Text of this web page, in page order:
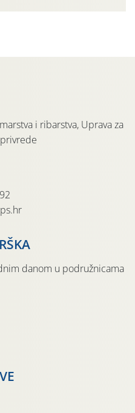
i ribarstva, Uprava za
danom u podružnicama